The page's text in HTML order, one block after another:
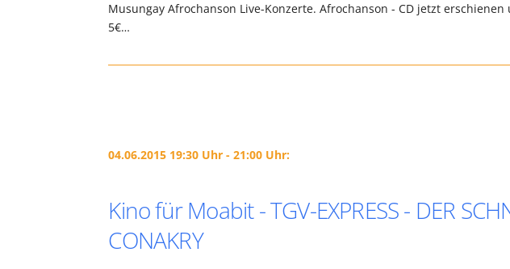
Musungay Afrochanson Live-Konzerte. Afrochanson - CD jetzt
5€…
04.06.2015 19:30 Uhr - 21:00 Uhr:
Kino für Moabit - TGV-EXPRESS - DER
CONAKRY